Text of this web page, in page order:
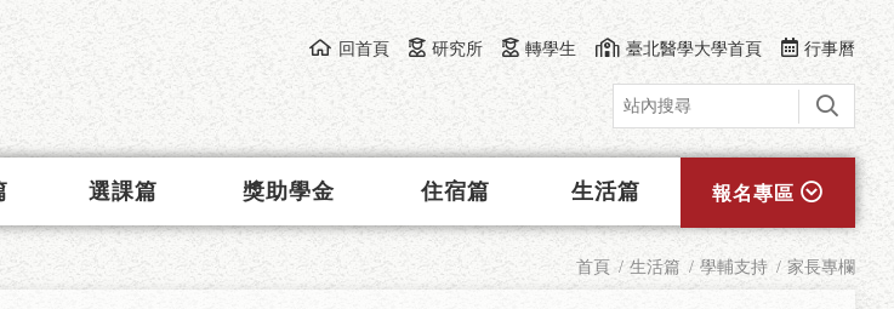
回首頁 研究所 轉學生 臺北醫學大學首頁 行事曆
選課篇 獎助學金 住宿篇 生活篇 報名專區
首頁 生活篇 學輔支持 家長專欄